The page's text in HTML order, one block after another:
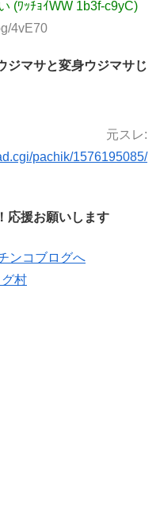
(ﾜｯﾁｮｲWW 1b3f-c9yC)
4vE70
ジマサと変身ウジマサじ
元スレ:
pachik/1576195085/
応援お願いします
村